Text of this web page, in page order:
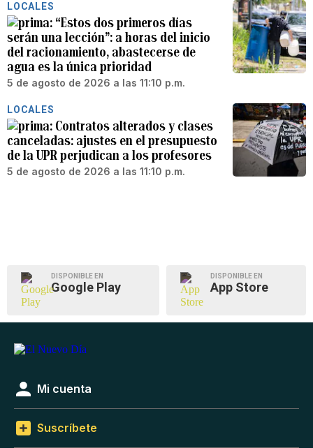
LOCALES
“Estos dos primeros días
serán una lección”: a horas del inicio
del racionamiento, abastecerse de
agua es la única prioridad
5 de agosto de 2026 a las 11:10 p.m.
LOCALES
Contratos alterados y clases
canceladas: ajustes en el presupuesto
de la UPR perjudican a los profesores
5 de agosto de 2026 a las 11:10 p.m.
DISPONIBLE EN
Google Play
DISPONIBLE EN
App Store
Mi cuenta
Suscríbete